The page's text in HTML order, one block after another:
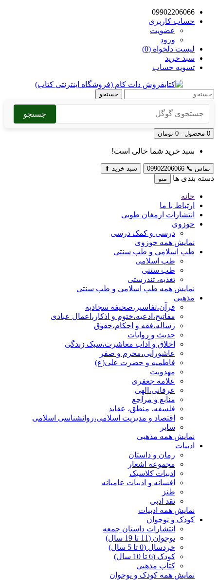
09902206066
حساب کاربری
عضویت
ورود
لیست دلخواه (0)
سبد خرید
تسویه حساب
جستجو
جستجو
0 محصول - 0 تومان
سبد خرید شما خالی است!
تماس 📞
09902206066 سبد خرید ⬆
دسته بندی ها منو
خانه
ارتباط با ما
انتشارات ارمغان طوبی
حوزوی
درسی و کمک درسی
نمایش همه حوزوی
طب اسلامی و طب سنتی
طب اسلامی
طب سنتی
تغذیه، تندرستی
نمایش همه طب اسلامی و طب سنتی
مذهبی
قرآن،تفاسیر،صحیفه سجادیه
مفاتیح،ادعیه،ختوم و اذکار،اعمال عبادی
رساله،فقه و احکام،حقوق
حدیث و روایات
اخلاق و آداب معاشرت،سبک زندگی
عاشورایی،محرم و صفر
فاطمیه و حضرت علی(ع)
مهدویت
علامه جعفری
عرفانی،الهی
منابع و مراجع
فلسفه، منطق، عقاید
اقتصاد و مدیریت اسلامی،روانشناسی اسلامی
سایر
نمایش همه مذهبی
ادبیات
رمان و داستان
مجموعه اشعار
ادبیات کلاسیک
افسانه و ادبیات عامیانه
طنز
نقد ادبی
نمایش همه ادبیات
کودک و نوجوان
انتشارات داستان جمعه
نوجوان (11 تا 19 سال)
خردسال (0 تا 5 سال)
کودک (6 تا 10 سال)
کتاب مذهبی
نمایش همه کودک و نوجوان